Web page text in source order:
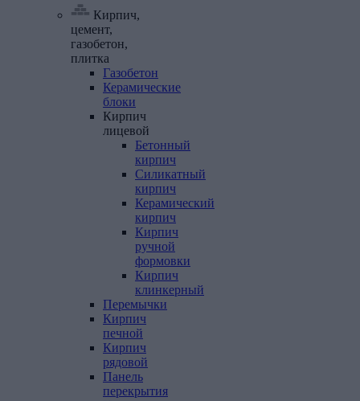
Кирпич,
цемент,
газобетон,
плитка
Газобетон
Керамические
блоки
Кирпич
лицевой
Бетонный
кирпич
Силикатный
кирпич
Керамический
кирпич
Кирпич
ручной
формовки
Кирпич
клинкерный
Перемычки
Кирпич
печной
Кирпич
рядовой
Панель
перекрытия